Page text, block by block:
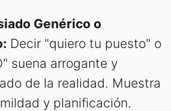
Genérico o
Decir "quiero tu puesto" o
suena arrogante y
de la realidad. Muestra
y planificación.